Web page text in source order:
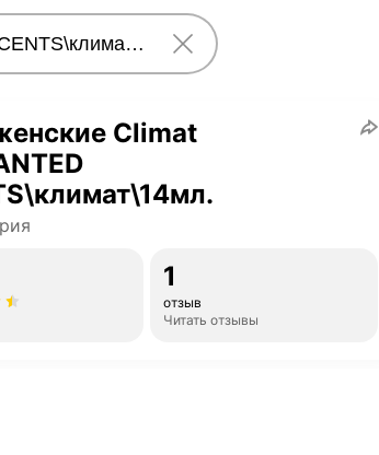
Climat
1
отзыв
Читать отзывы